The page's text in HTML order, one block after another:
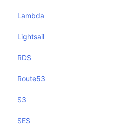
Lambda
Lightsail
RDS
Route53
S3
SES